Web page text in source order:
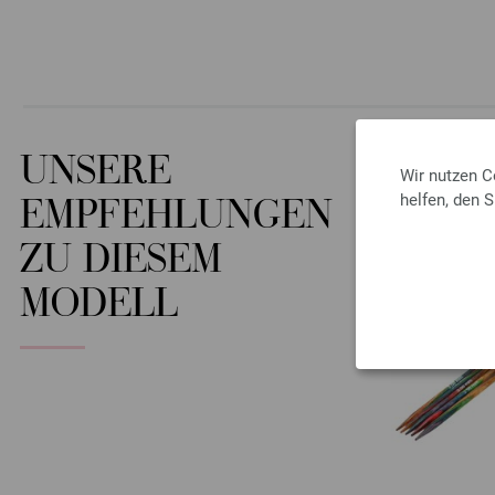
Wir nutzen
helfen, den
UNSERE
EMPFEHLUNGEN
ZU DIESEM
MODELL